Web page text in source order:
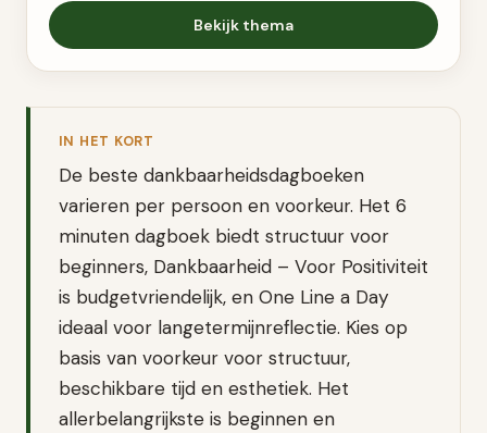
Bekijk thema
IN HET KORT
De beste dankbaarheidsdagboeken
varieren per persoon en voorkeur. Het 6
minuten dagboek biedt structuur voor
beginners, Dankbaarheid – Voor Positiviteit
is budgetvriendelijk, en One Line a Day
ideaal voor langetermijnreflectie. Kies op
basis van voorkeur voor structuur,
beschikbare tijd en esthetiek. Het
allerbelangrijkste is beginnen en